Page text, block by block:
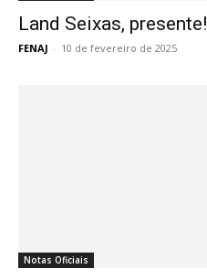
Land Seixas, presente!
FENAJ - 10 de fevereiro de 2025
Notas Oficiais